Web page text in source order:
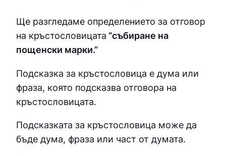
Ще разгледаме определението за отговор
на кръстословицата “събиране на
пощенски марки.”
Подсказка за кръстословица е дума или
фраза, която подсказва отговора на
кръстословицата.
Подсказката за кръстословица може да
бъде дума, фраза или част от думата.